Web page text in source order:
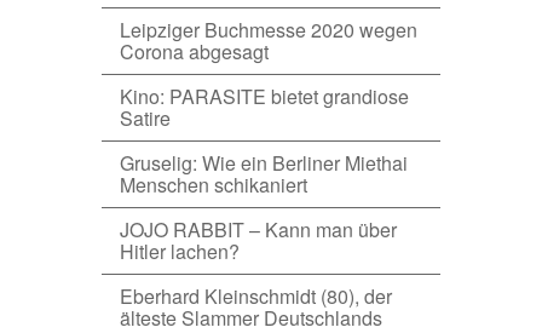
Leipziger Buchmesse 2020 wegen
Corona abgesagt
Kino: PARASITE bietet grandiose
Satire
Gruselig: Wie ein Berliner Miethai
Menschen schikaniert
JOJO RABBIT – Kann man über
Hitler lachen?
Eberhard Kleinschmidt (80), der
älteste Slammer Deutschlands